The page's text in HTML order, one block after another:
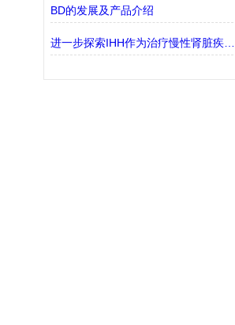
BD的发展及产品介绍
进一步探索IHH作为治疗慢性肾脏疾病(CKD)的潜在靶点